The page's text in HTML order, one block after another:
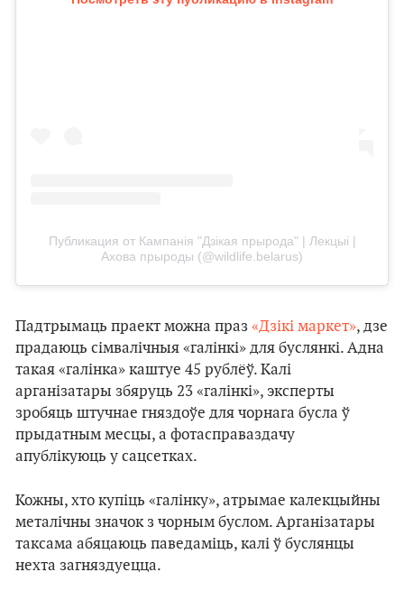
Публикация от Кампанія "Дзікая прырода" | Лекцыі |
Ахова прыроды (@wildlife.belarus)
Падтрымаць праект можна праз «Дзікі маркет», дзе
прадаюць сімвалічныя «галінкі» для буслянкі. Адна
такая «галінка» каштуе 45 рублёў. Калі
арганізатары збяруць 23 «галінкі», эксперты
зробяць штучнае гняздоўе для чорнага бусла ў
прыдатным месцы, а фотасправаздачу
апублікуюць у сацсетках.
Кожны, хто купіць «галінку», атрымае калекцыйны
металічны значок з чорным буслом. Арганізатары
таксама абяцаюць паведаміць, калі ў буслянцы
нехта загняздуецца.